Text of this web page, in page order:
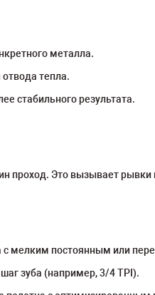
металла.
тепла.
стабильного результата.
Это вызывает
с мелким постоянным или
зуба (например, 3/4 TPI).